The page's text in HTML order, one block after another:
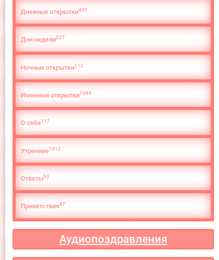
Дневные открытки451
Дни недели227
Ночные открытки112
Именные открытки1045
О cебе117
Утренние1012
Ответы53
Приветствия87
Аудиопоздравления